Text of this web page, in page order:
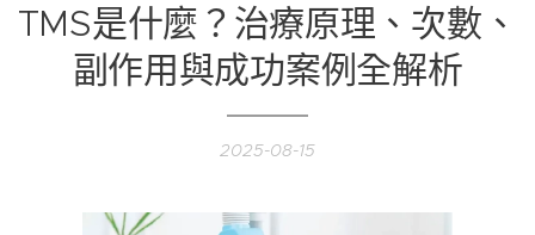
TMS是什麼？治療原理、次數、
副作用與成功案例全解析
2025-08-15